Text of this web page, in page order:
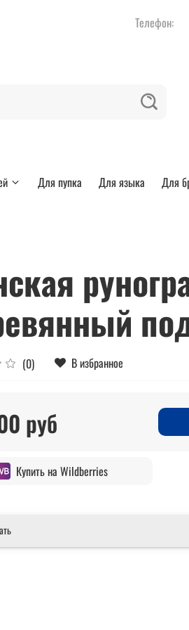
Телефон:
Для пупка Для языка Для
(0) В избранное
руб
Купить на Wildberries